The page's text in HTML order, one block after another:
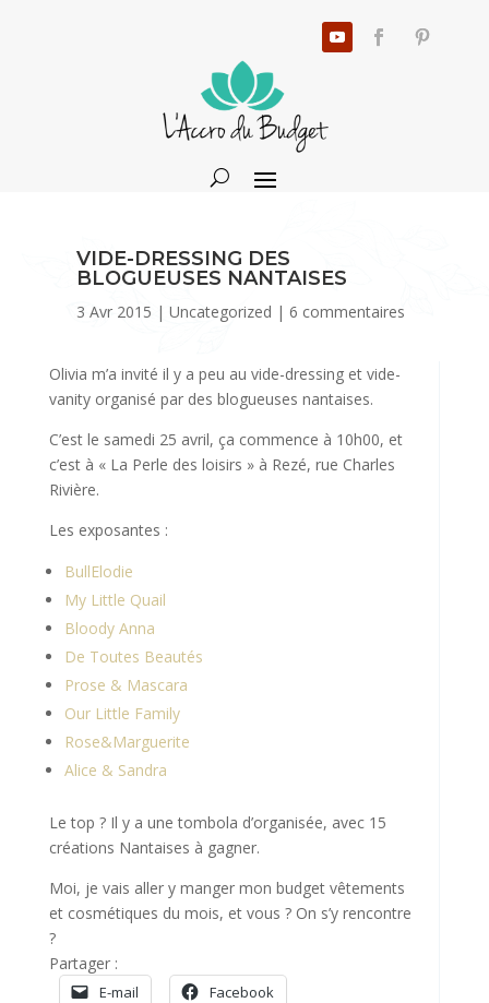
VIDE-DRESSING DES
BLOGUEUSES NANTAISES
3 Avr 2015 | Uncategorized | 6 commentaires
Olivia m’a invité il y a peu au vide-dressing et vide-
vanity organisé par des blogueuses nantaises.
C’est le samedi 25 avril, ça commence à 10h00, et
c’est à « La Perle des loisirs » à Rezé, rue Charles
Rivière.
Les exposantes :
BullElodie
My Little Quail
Bloody Anna
De Toutes Beautés
Prose & Mascara
Our Little Family
Rose&Marguerite
Alice & Sandra
Le top ? Il y a une tombola d’organisée, avec 15
créations Nantaises à gagner.
Moi, je vais aller y manger mon budget vêtements
et cosmétiques du mois, et vous ? On s’y rencontre
?
Partager :
E-mail Facebook